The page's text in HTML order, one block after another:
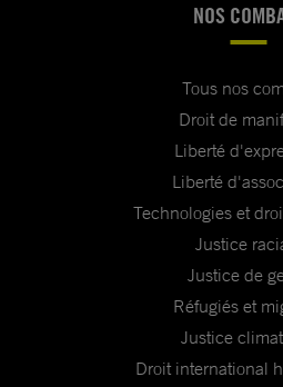
NOS
Tous nos
Droit de
Liberté
Liberté
Technologies et
Justice
Justice de
Réfugiés et
Justice
Droit international